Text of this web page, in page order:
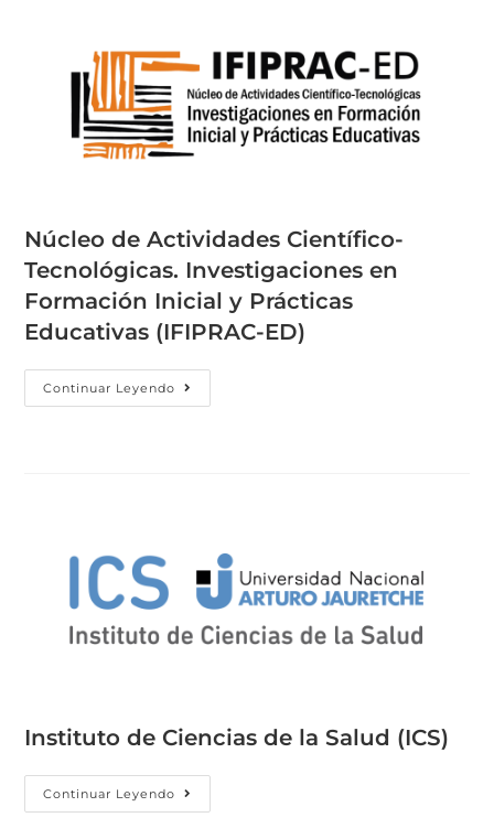
Núcleo de Actividades Científico-
Tecnológicas. Investigaciones en
Formación Inicial y Prácticas
Educativas (IFIPRAC-ED)
Continuar Leyendo
Instituto de Ciencias de la Salud (ICS)
Continuar Leyendo